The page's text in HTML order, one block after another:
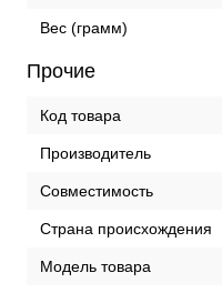
Вес (грамм)
Прочие
Код товара
Производитель
Совместимость
Страна происхождения
Модель товара